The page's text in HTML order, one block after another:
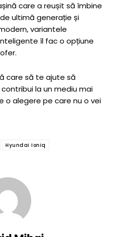
care a reușit să îmbine
ultimă generație și
variantele
îl fac o opțiune
care să te ajute să
la un mediu mai
o alegere pe care nu o vei
Hyundai Ioniq